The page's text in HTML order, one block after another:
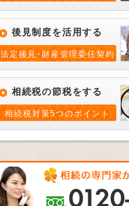
後見制度を活用する
法定後見･財産管理委任契約
相続税の節税をする
相続税対策5つのポイント